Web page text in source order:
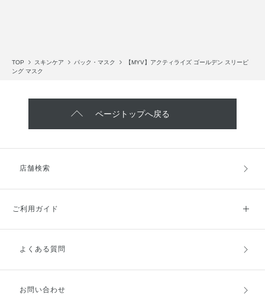
TOP スキンケア パック・マスク
【MYV】アクティライズ ゴールデン スリーピ
ング マスク
ページトップへ戻る
店舗検索
ご利用ガイド
ご利用ガイドトップ
お支払方法
よくある質問
お問い合わせ